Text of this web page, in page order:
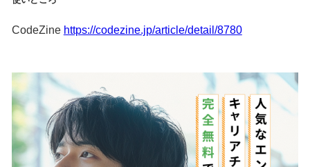
CodeZine https://codezine.jp/article/detail/8780